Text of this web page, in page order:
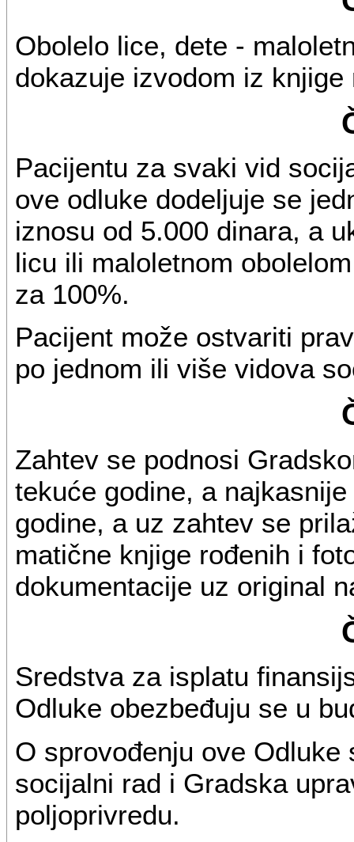
Obolelo lice, dete -
dokazuje izvodom iz knjige
Pacijentu za svaki vid
ove odluke dodeljuje se
iznosu od 5.000 dinara, a
licu ili maloletnom
za 100%.
Pacijent može ostvariti
po jednom ili više vidova
Zahtev se podnosi
tekuće godine, a
godine, a uz zahtev se
matične knjige rođenih i
dokumentacije uz original
Sredstva za isplatu
Odluke obezbeđuju se u
O sprovođenju ove
socijalni rad i Gradska
poljoprivredu.